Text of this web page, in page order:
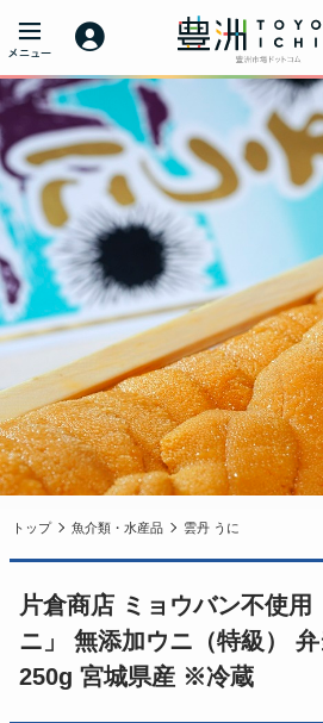
トップ 魚介類・水産品 雲丹 うに
片倉商店 ミョウバン不使用
ニ」 無添加ウニ（特級）
250g 宮城県産 ※冷蔵